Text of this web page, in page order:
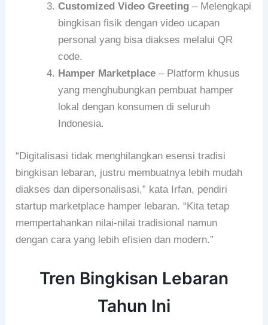
Customized Video Greeting – Melengkapi
bingkisan fisik dengan video ucapan
personal yang bisa diakses melalui QR
code.
Hamper Marketplace – Platform khusus
yang menghubungkan pembuat hamper
lokal dengan konsumen di seluruh
Indonesia.
“Digitalisasi tidak menghilangkan esensi tradisi
bingkisan lebaran, justru membuatnya lebih mudah
diakses dan dipersonalisasi,” kata Irfan, pendiri
startup marketplace hamper lebaran. “Kita tetap
mempertahankan nilai-nilai tradisional namun
dengan cara yang lebih efisien dan modern.”
Tren Bingkisan Lebaran
Tahun Ini